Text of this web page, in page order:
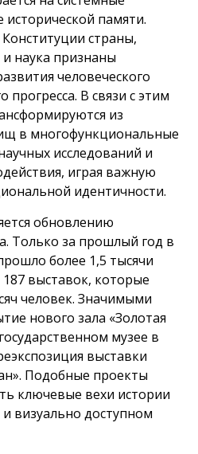
памяти.
страны,
наука признаны
человеческого
прогресса. В связи с этим
из
в многофункциональные
исследований и
играя важную
идентичности.
обновлению
Только за прошлый год в
более 1,5 тысячи
выставок, которые
человек. Значимыми
нового зала «Золотая
музее в
выставки
Подобные проекты
ключевые вехи истории
визуально доступном